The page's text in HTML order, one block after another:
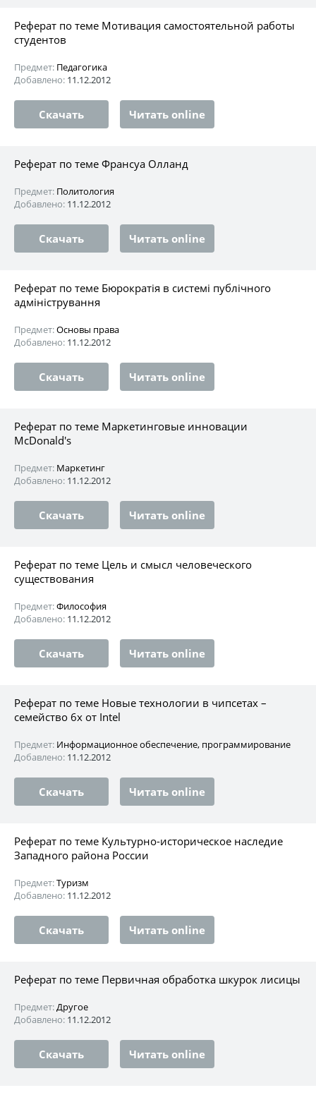
Реферат по теме Мотивация самостоятельной работы
студентов
Предмет: Педагогика
Добавлено: 11.12.2012
Скачать Читать online
Реферат по теме Франсуа Олланд
Предмет: Политология
Добавлено: 11.12.2012
Скачать Читать online
Реферат по теме Бюрократія в системі публічного
адміністрування
Предмет:Основы права
Добавлено: 11.12.2012
Скачать Читать online
Реферат по теме Маркетинговые инновации
McDonald's
Предмет: Маркетинг
Добавлено: 11.12.2012
Скачать Читать online
Реферат по теме Цель и смысл человеческого
существования
Предмет:Философия
Добавлено: 11.12.2012
Скачать Читать online
Реферат по теме Новые технологии в чипсетах –
семейство 6x от Intel
Предмет: Информационное обеспечение, программирование
Добавлено: 11.12.2012
Скачать Читать online
Реферат по теме Культурно-историческое наследие
Западного района России
Предмет:Туризм
Добавлено: 11.12.2012
Скачать Читать online
Реферат по теме Первичная обработка шкурок лисицы
Предмет:Другое
Добавлено: 11.12.2012
Скачать Читать online